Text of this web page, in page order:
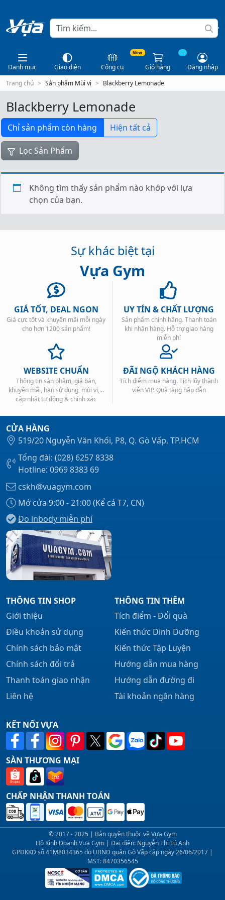
Danh mục Giao diện
New
Công cụ
...
Giỏ hàng
Đăng nhập
Trang chủ
Sản phẩm Mùi vị Blackberry Lemonade
Blackberry Lemonade
Chỉ sản phẩm còn hàng Hiện tất cả
Lọc Sản Phẩm
Không tìm thấy sản phẩm nào khớp với lựa
chọn của bạn.
Sự khác biệt tại
Vựa Gym
GIÁ TỐT, DEAL NGON
Giá cực tốt và khuyến mãi mỗi ngày
cho hơn 1200 sản phẩm!
UY TÍN & CHẤT LƯỢNG
Sản phẩm chính hãng. Thanh toán
khi nhận hàng. Hỗ trợ giao hàng
miễn phí
WEBSITE CHUẨN
Thông tin sản phẩm, giá bán,
khuyến mãi, hạn sử dụng, mùi vị,...
cập nhật tự động & chính xác
ĐÃI NGỘ KHÁCH HÀNG
Tích điểm mua hàng. Tích lũy thành
viên VIP. Quà tặng hấp dẫn
CỬA HÀNG
519/20 Nguyễn Văn Khối, P8, Q. Gò Vấp, TP.HCM
Tổng đài: (028) 6257 8338
Hotline: 0969 8383 69
cskh@vuagym.com
Mở cửa 9:00 - 21:00 (Kể cả T7, CN)
Đo inbody miễn phí
THÔNG TIN SHOP
Giới thiệu
Điều khoản sử dụng
Chính sách bảo mật
Chính sách đổi trả
Thanh toán giao nhận
Liên hệ
THÔNG TIN THÊM
Tích điểm - Đổi quà
Kiến thức Dinh Dưỡng
Kiến thức Tập Luyện
Hướng dẫn mua hàng
Hướng dẫn đường đi
Tài khoản ngân hàng
KẾT NỐI VỰA
SÀN THƯƠNG MẠI
CHẤP NHẬN THANH TOÁN
© 2017 - 2025 | Bản quyền thuộc về Vựa Gym
Hộ Kinh Doanh Vựa Gym | Đại diện: Nguyễn Thị Tú Anh
GPĐKKD số 41M8034365 do UBND quận Gò Vấp cấp ngày 26/06/2017 |
MST: 8470356545